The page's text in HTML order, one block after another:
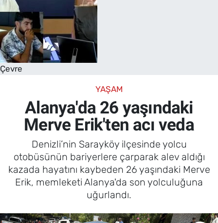
Çevre
YAŞAM
Alanya'da 26 yaşındaki
Merve Erik'ten acı veda
Denizli’nin Sarayköy ilçesinde yolcu
otobüsünün bariyerlere çarparak alev aldığı
kazada hayatını kaybeden 26 yaşındaki Merve
Erik, memleketi Alanya'da son yolculuğuna
uğurlandı.